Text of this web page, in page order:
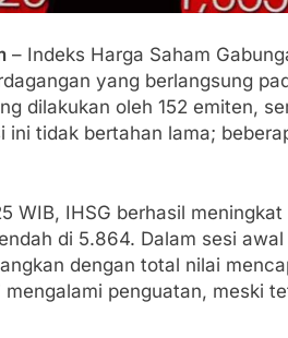
– Indeks Harga Saham
yang berlangsung
dilakukan oleh 152 emiten,
ini tidak bertahan lama;
WIB, IHSG berhasil
di 5.864. Dalam sesi
dengan total nilai
penguatan, meski